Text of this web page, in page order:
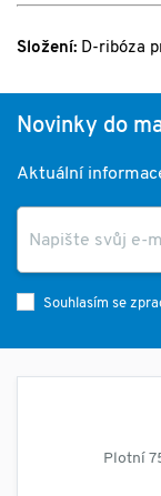
Složení: D-ribóza
Novinky do
Aktuální
Souhlasím se
Plotní